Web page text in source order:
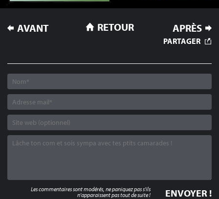
NAVIGATION
DE
AVANT APRÈS
RETOUR
PARTAGER
Les commentaires sont modérés, ne paniquez pas s'ils
n'apparaissent pas tout de suite !